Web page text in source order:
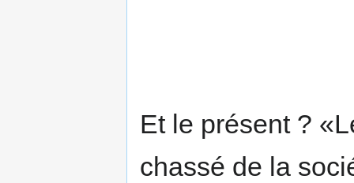
Et le présent ?
chassé de la